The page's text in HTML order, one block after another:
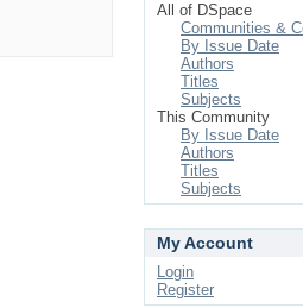
All of DSpace
Communities &
By Issue Date
Authors
Titles
Subjects
This Community
By Issue Date
Authors
Titles
Subjects
My Account
Login
Register